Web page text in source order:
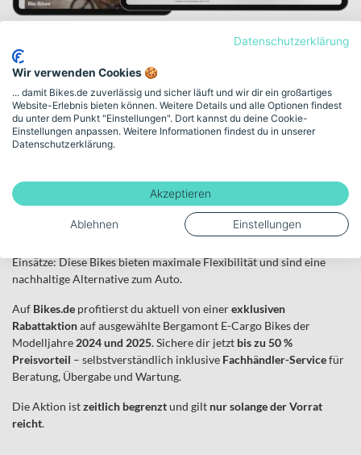
Bergamont E-Cargo
Aktion
Vergünstigte Cargobikes und
passendes Zubehör
Bike.
Bergamont E-Cargo Bikes stehen für hohe Qualität, zuverlässige E-
Antriebe und durchdachte Lösungen für Alltag, Familie und
Einsätze: Diese Bikes bieten maximale Flexibilität und sind eine
nachhaltige Alternative zum Auto.
Auf Bikes.de profitierst du aktuell von einerexklusiven
Rabattaktionauf ausgewählte Bergamont E-Cargo Bikes der
Modelljahre 2024 und 2025. Sichere dir jetzt bis zu 50 %
Preisvorteil – selbstverständlich inklusive Fachhändler-Servicefür
Beratung, Übergabe und Wartung.
Die Aktion istzeitlich begrenztund gilt nur solange der Vorrat
reicht.
Datenschutzerklärung
Wir verwenden Cookies 🍪
... damit Bikes.de zuverlässig und sicher läuft und wir dir ein großartiges
Website-Erlebnis bieten können. Weitere Details und alle Optionen findest
du unter dem Punkt "Einstellungen". Dort kannst du deine Cookie-
Einstellungen anpassen. Weitere Informationen findest du in unserer
Datenschutzerklärung.
Akzeptieren
Ablehnen Einstellungen